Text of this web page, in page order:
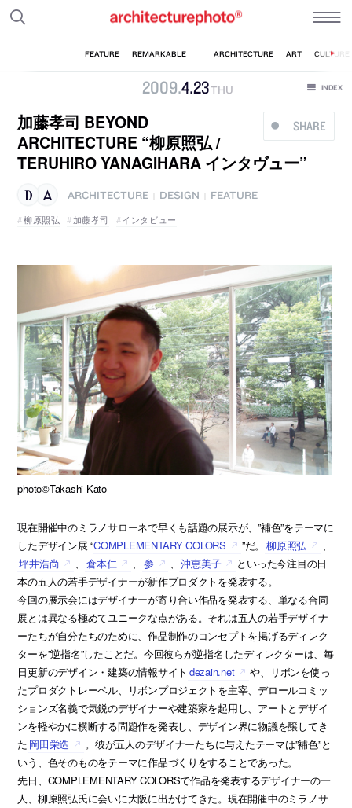
2009.4.23THU
SHARE
加藤孝司 BEYOND
ARCHITECTURE “柳原照弘 /
TERUHIRO YANAGIHARA インタヴュー”
ARCHITECTURE DESIGN
FEATURE
柳原照弘
加藤孝司 インタビュー
photo©Takashi Kato
現在開催中のミラノサローネで早くも話題の展示が、”補色”をテーマに
したデザイン展 “COMPLEMENTARY COLORS ”だ。 柳原照弘
、
坪井浩尚
、 倉本仁 、 参 、 沖恵美子
といった今注目の日
本の五人の若手デザイナーが新作プロダクトを発表する。
今回の展示会にはデザイナーが寄り合い作品を発表する、単なる合同
展とは異なる極めてユニークな点がある。それは五人の若手デザイナ
ーたちが自分たちのために、作品制作のコンセプトを掲げるディレク
ターを”逆指名”したことだ。今回彼らが逆指名したディレクターは、毎
日更新のデザイン・建築の情報サイト dezain.net
や、リボンを使っ
たプロダクトレーベル、リボンプロジェクトを主宰、デロールコミッ
ションズ名義で気鋭のデザイナーや建築家を起用し、アートとデザイ
ンを軽やかに横断する問題作を発表し、デザイン界に物議を醸してき
た 岡田栄造
。彼が五人のデザイナーたちに与えたテーマは”補色”と
いう、色そのものをテーマに作品づくりをすることであった。
先日、COMPLEMENTARY COLORSで作品を発表するデザイナーの一
人、柳原照弘氏に会いに大阪に出かけてきた。現在開催中のミラノサ